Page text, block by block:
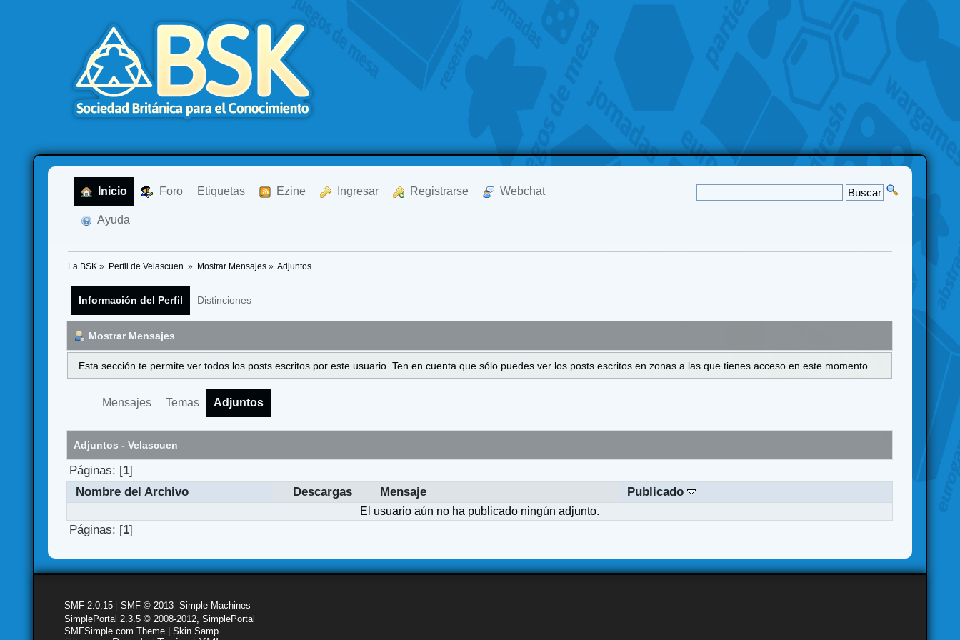
Inicio Foro Etiquetas Ezine Ingresar Registrarse Webchat
Ayuda
La BSK » Perfil de Velascuen » Mostrar Mensajes» Adjuntos
Información del Perfil Distinciones
Mostrar Mensajes
Esta sección te permite ver todos los posts escritos por este usuario. Ten en cuenta que sólo puedes ver los posts escritos en zonas a las que tienes acceso en este momento.
Mensajes Temas Adjuntos
Adjuntos - Velascuen
Páginas: [1]
Nombre del Archivo
Descargas Mensaje Publicado
El usuario aún no ha publicado ningún adjunto.
Páginas: [1]
SMF 2.0.15 |SMF © 2013 ,Simple Machines
SimplePortal 2.3.5 © 2008-2012, SimplePortal
SMFSimple.com Theme | Skin Samp